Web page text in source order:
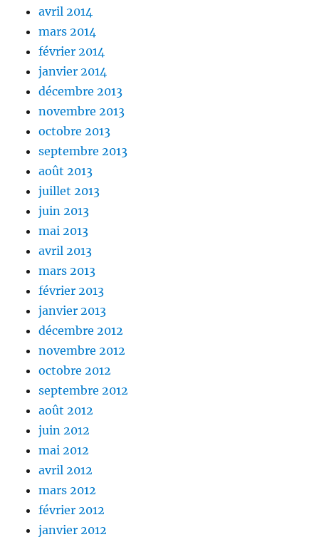
avril 2014
mars 2014
février 2014
janvier 2014
décembre 2013
novembre 2013
octobre 2013
septembre 2013
août 2013
juillet 2013
juin 2013
mai 2013
avril 2013
mars 2013
février 2013
janvier 2013
décembre 2012
novembre 2012
octobre 2012
septembre 2012
août 2012
juin 2012
mai 2012
avril 2012
mars 2012
février 2012
janvier 2012